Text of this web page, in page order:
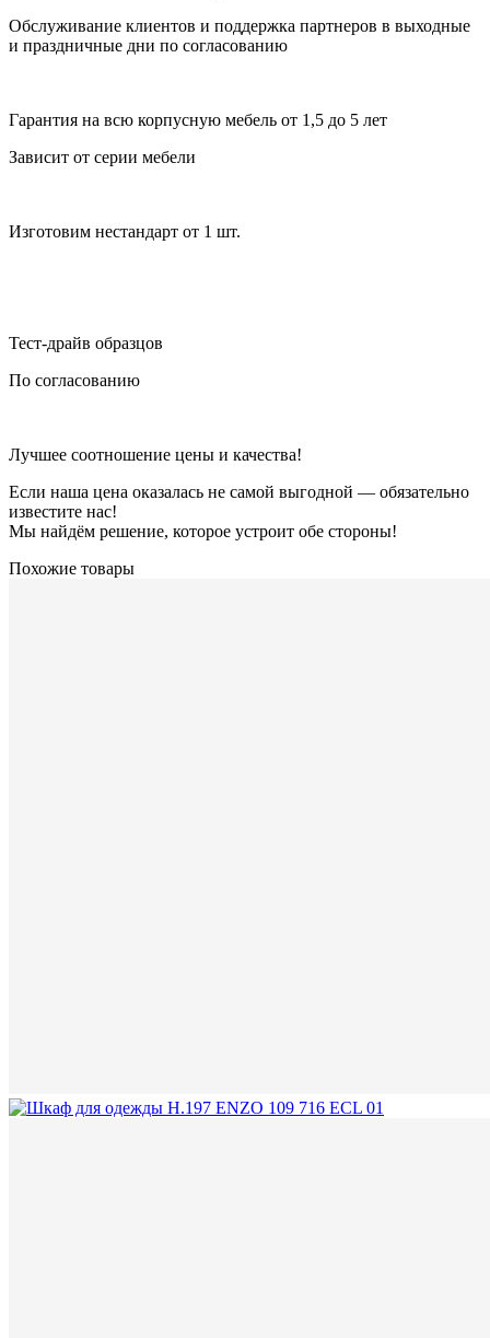
Обслуживание клиентов и поддержка партнеров в выходные
и праздничные дни по согласованию
Гарантия на всю корпусную мебель от 1,5 до 5 лет
Зависит от серии мебели
Изготовим нестандарт от 1 шт.
Тест-драйв образцов
По согласованию
Лучшее соотношение цены и качества!
Если наша цена оказалась не самой выгодной — обязательно
известите нас!
Мы найдём решение, которое устроит обе стороны!
Похожие товары